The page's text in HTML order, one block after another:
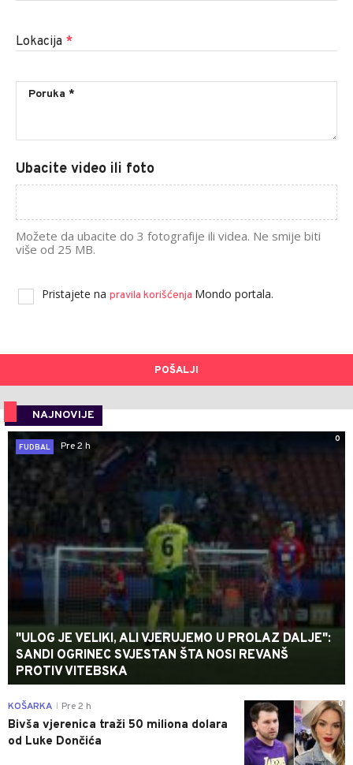
Lokacija *
Ubacite video ili foto
Možete da ubacite do 3 fotografije ili videa. Ne smije biti
više od 25 MB.
Pristajete na pravila korišćenja Mondo portala.
POŠALJI
NAJNOVIJE
0
FUDBAL
Pre 2 h
"ULOG JE VELIKI, ALI VJERUJEMO U PROLAZ DALJE":
SANDI OGRINEC SVJESTAN ŠTA NOSI REVANŠ
PROTIV VITEBSKA
0
KOŠARKA Pre 2 h
Bivša vjerenica traži 50 miliona dolara
od Luke Dončića